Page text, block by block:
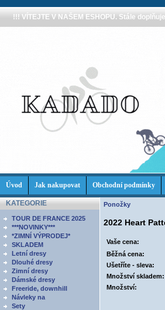
!!! VÍTEJTE V NAŠEM ESHOPU. Stále
Úvod Jak nakupovat Obchodní podmínky
KATEGORIE
TOUR DE FRANCE 2025
***NOVINKY***
*ZIMNÍ VÝPRODEJ*
SKLADEM
Letní dresy
Dlouhé dresy
Zimní dresy
Dámské dresy
Freeride, downhill
Návleky na
Sety
Ponožky
2022 Heart
Vaše cena:
Běžná cena:
Ušetříte - sleva:
Množství skladem:
Množství: